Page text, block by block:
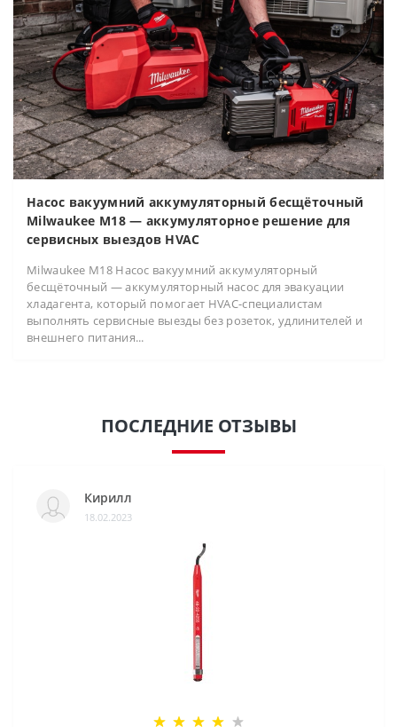
Насос вакуумний аккумуляторный бесщёточный
Milwaukee M18 — аккумуляторное решение для
сервисных выездов HVAC
Milwaukee M18 Насос вакуумний аккумуляторный
бесщёточный — аккумуляторный насос для эвакуации
хладагента, который помогает HVAC-специалистам
выполнять сервисные выезды без розеток, удлинителей и
внешнего питания...
ПОСЛЕДНИЕ ОТЗЫВЫ
Кирилл
18.02.2023